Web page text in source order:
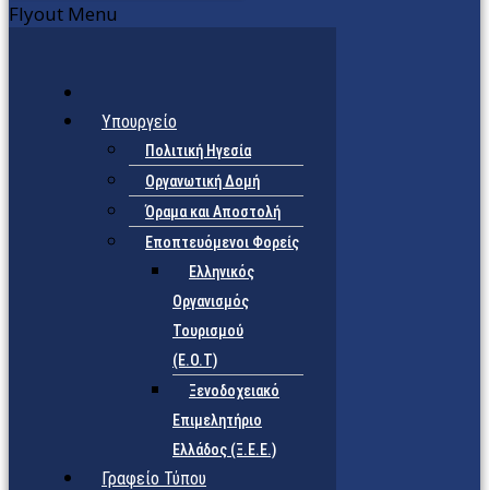
Flyout Menu
Υπουργείο
Πολιτική Ηγεσία
Οργανωτική Δομή
Όραμα και Αποστολή
Εποπτευόμενοι Φορείς
Eλληνικός
Οργανισμός
Τουρισμού
(Ε.Ο.Τ)
Ξενοδοχειακό
Επιμελητήριο
Ελλάδος (Ξ.Ε.Ε.)
Γραφείο Τύπου